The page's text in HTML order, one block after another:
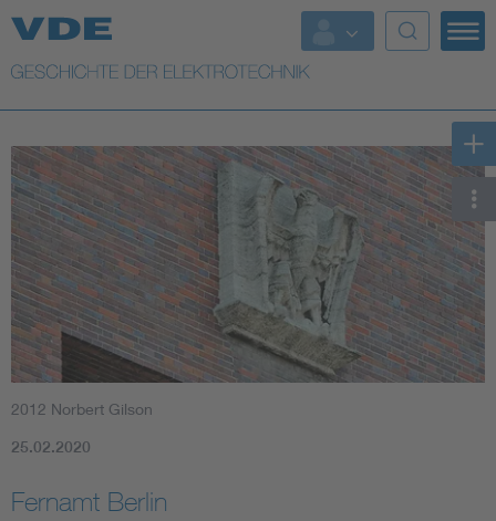
Top Themen
Weitere Themen
2012 Norbert Gilson
25.02.2020
Fernamt Berlin